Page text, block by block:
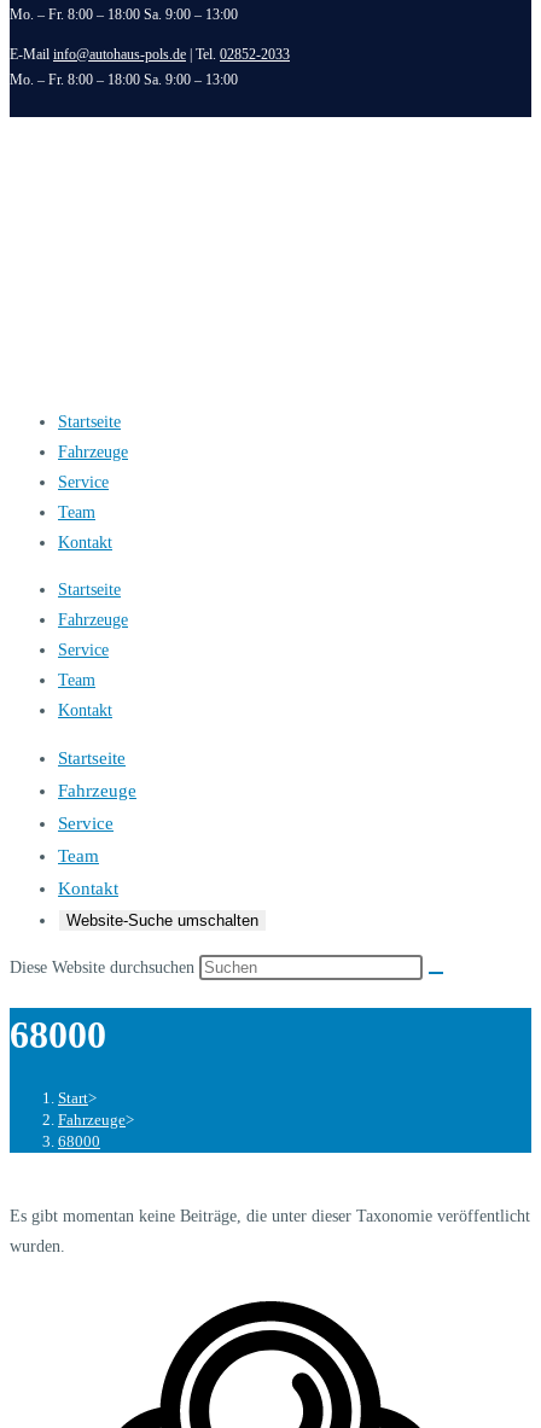
Mo. – Fr. 8:00 – 18:00 Sa. 9:00 – 13:00
E-Mail info@autohaus-pols.de | Tel. 02852-2033
Mo. – Fr. 8:00 – 18:00 Sa. 9:00 – 13:00
Startseite
Fahrzeuge
Service
Team
Kontakt
Startseite
Fahrzeuge
Service
Team
Kontakt
Startseite
Fahrzeuge
Service
Team
Kontakt
Website-Suche umschalten
Diese Website durchsuchen
68000
Start>
Fahrzeuge>
68000
Es gibt momentan keine Beiträge, die unter dieser Taxonomie veröffentlicht
wurden.